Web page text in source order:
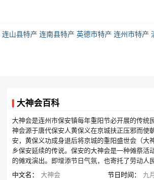
连山县特产 连南县特产 英德市特产 连州市特产
大神会百科
大神会是连州市保安镇每年重阳节必开展的传统
神会源于唐代保安人黄保义在京城扶正压邪而使
安，黄保义功成身退后将京城的重阳盛世会（大
乡保安延续的传说。保安的大神会是一种傩祭活
的傩戏演出。即增添节日气氛，也寄托了劳动人
的祈求。
中文名：
大神会 节日时间：
九